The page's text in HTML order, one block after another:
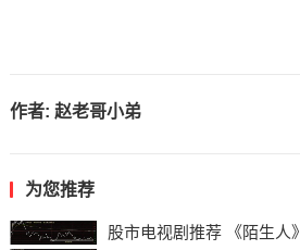
作者: 赵老哥小弟
为您推荐
股市电视剧推荐 《陌生人》